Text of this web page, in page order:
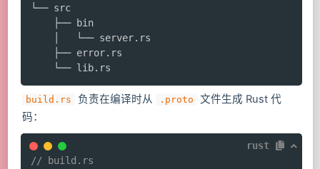
└── src
    ├── bin
    │   └── server.rs
    ├── error.rs
    └── lib.rs
build.rs 负责在编译时从 .proto
文件生成 Rust 代
码：
rust
// build.rs